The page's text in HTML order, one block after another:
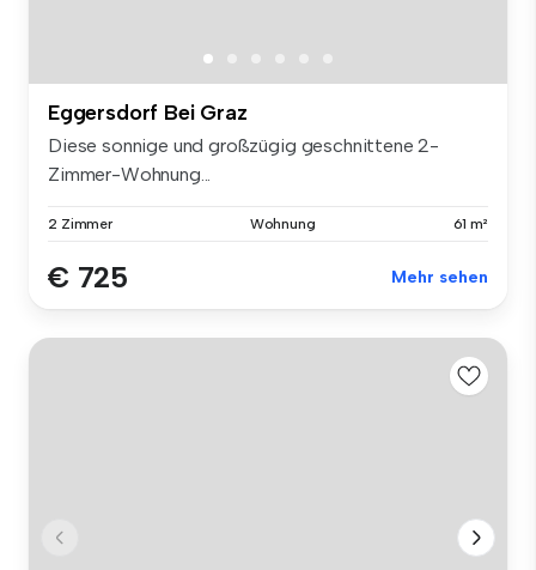
Eggersdorf Bei Graz
Diese sonnige und großzügig geschnittene 2-
Zimmer-Wohnung...
2 Zimmer Wohnung 61 m²
€ 725 Mehr sehen